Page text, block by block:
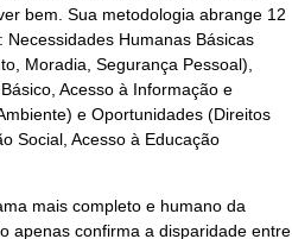
bem. Sua metodologia abrange 12
Humanas Básicas
Moradia, Segurança Pessoal),
Acesso à Informação e
e Oportunidades (Direitos
Social, Acesso à Educação
mais completo e humano da
apenas confirma a disparidade entre